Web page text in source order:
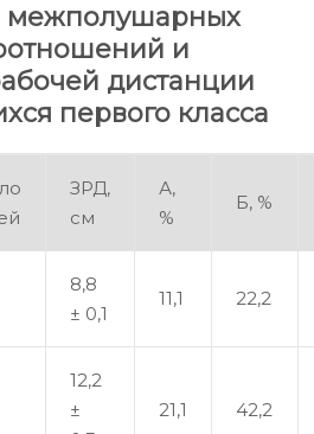
межполушарных
и
дистанции
первого класса
ЗРД,
см
А,
%
Б, %
8,8
± 0,1
11,1 22,2
12,2
±
21,1 42,2